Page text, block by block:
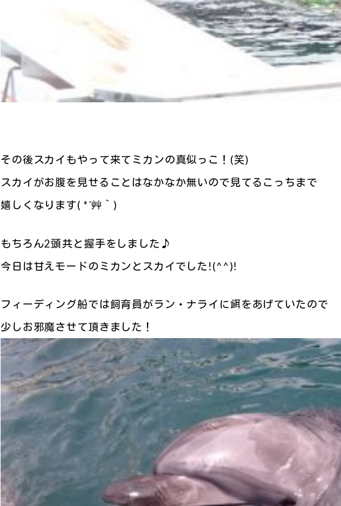
その後スカイもやって来てミカンの真似っこ！(笑)
スカイがお腹を見せることはなかなか無いので見てるこっちまで
嬉しくなります( *´艸｀)
もちろん2頭共と握手をしました♪
今日は甘えモードのミカンとスカイでした!(^^)!
フィーディング船では飼育員がラン・ナライに餌をあげていたので
少しお邪魔させて頂きました！